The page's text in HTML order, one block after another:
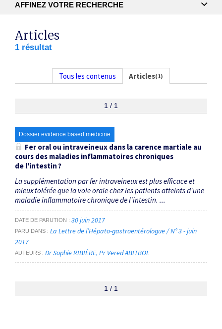
AFFINEZ VOTRE RECHERCHE
fer intraveineux ×
Dates
Du
RECHERCHER
Articles
1 résultat
Tous les contenus Articles(1)
1 / 1
Dossier evidence based medicine
Fer oral ou intraveineux dans la carence martiale au
cours des maladies inflammatoires chroniques
de l'intestin ?
La supplémentation par fer intraveineux est plus efficace et
mieux tolérée que la voie orale chez les patients atteints d'une
maladie inflammatoire chronique de l'intestin. ...
DATE DE PARUTION 30 juin 2017
PARU DANS
La Lettre de l’Hépato-gastroentérologue / N° 3 - juin
2017
AUTEURS Dr Sophie RIBIÈRE Pr Vered ABITBOL
1 / 1